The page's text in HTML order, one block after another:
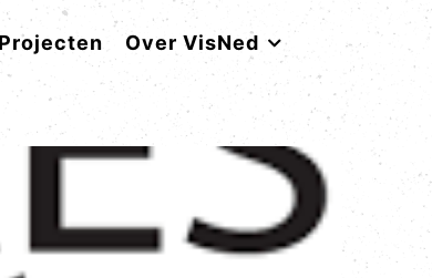
Projecten Over VisNed